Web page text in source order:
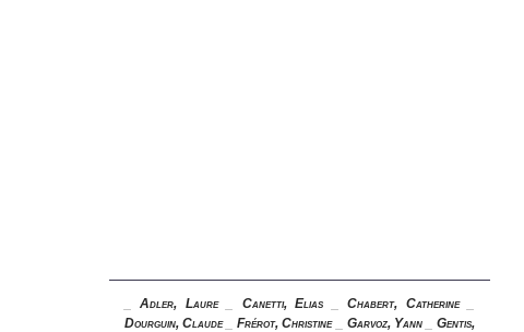
_Adler, Laure_ Canetti, Elias _Chabert, Catherine_
Dourguin, Claude_Frérot, Christine_ Garvoz, Yann_Gentis,